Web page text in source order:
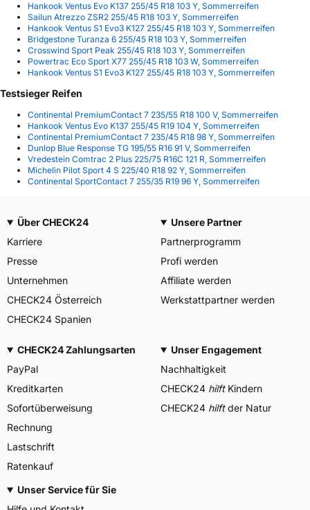
Hankook Ventus Evo K137 255/45 R18 103 Y, Sommerreifen
Sailun Atrezzo ZSR2 255/45 R18 103 Y, Sommerreifen
Hankook Ventus S1 Evo3 K127 255/45 R18 103 Y, Sommerreifen
Bridgestone Turanza 6 255/45 R18 103 Y, Sommerreifen
Crosswind Sport Peak 255/45 R18 103 Y, Sommerreifen
Powertrac Eco Sport X77 255/45 R18 103 W, Sommerreifen
Hankook Ventus S1 Evo3 K127 255/45 R18 103 Y, Sommerreifen
Testsieger Reifen
Continental PremiumContact 7 235/55 R18 100 V, Sommerreifen
Hankook Ventus Evo K137 255/45 R19 104 Y, Sommerreifen
Continental PremiumContact 7 235/45 R18 98 Y, Sommerreifen
Dunlop Blue Response TG 195/55 R16 91 V, Sommerreifen
Vredestein Comtrac 2 Plus 225/75 R16C 121 R, Sommerreifen
Michelin Pilot Sport 4 S 225/40 R18 92 Y, Sommerreifen
Continental SportContact 7 255/35 R19 96 Y, Sommerreifen
Über CHECK24
Karriere
Presse
Unternehmen
CHECK24 Österreich
CHECK24 Spanien
Unsere Partner
Partnerprogramm
Profi werden
Affiliate werden
Werkstattpartner werden
CHECK24 Zahlungsarten
PayPal
Kreditkarten
Sofortüberweisung
Rechnung
Lastschrift
Ratenkauf
Unser Engagement
Nachhaltigkeit
CHECK24 hilftKindern
CHECK24 hilftder Natur
Unser Service für Sie